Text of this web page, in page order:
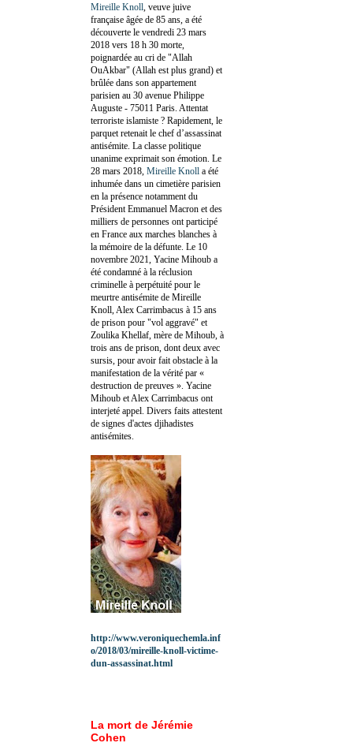
Mireille Knoll , veuve juive
française âgée de 85 ans, a été
découverte le vendredi 23 mars
2018 vers 18 h 30 morte,
poignardée au cri de "Allah
OuAkbar" (Allah est plus grand) et
brûlée dans son appartement
parisien au 30 avenue Philippe
Auguste - 75011 Paris. Attentat
terroriste islamiste ? Rapidement, le
parquet retenait le chef d’assassinat
antisémite. La classe politique
unanime exprimait son émotion. Le
28 mars 2018, Mireille Knoll a été
inhumée dans un cimetière parisien
en la présence notamment du
Président Emmanuel Macron et des
milliers de personnes ont participé
en France aux marches blanches à
la mémoire de la défunte. Le 10
novembre 2021, Yacine Mihoub a
été condamné à la réclusion
criminelle à perpétuité pour le
meurtre antisémite de Mireille
Knoll, Alex Carrimbacus à 15 ans
de prison pour "vol aggravé" et
Zoulika Khellaf, mère de Mihoub, à
trois ans de prison, dont deux avec
sursis, pour avoir fait obstacle à la
manifestation de la vérité par «
destruction de preuves ». Yacine
Mihoub et Alex Carrimbacus ont
interjeté appel. Divers faits attestent
de signes d'actes djihadistes
antisémites.
http://www.veroniquechemla.inf
o/2018/03/mireille-knoll-victime-
dun-assassinat.html
La mort de Jérémie
Cohen